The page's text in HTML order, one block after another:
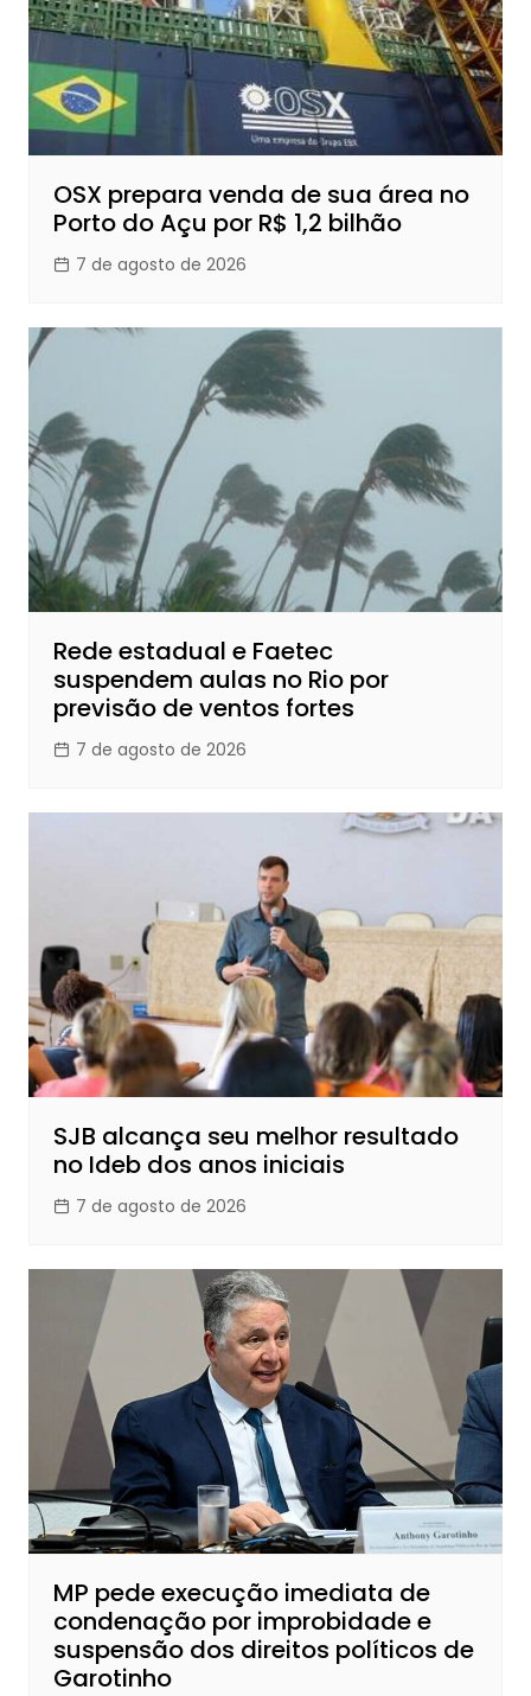
OSX prepara venda de sua área no
Porto do Açu por R$ 1,2 bilhão
7 de agosto de 2026
Rede estadual e Faetec
suspendem aulas no Rio por
previsão de ventos fortes
7 de agosto de 2026
SJB alcança seu melhor resultado
no Ideb dos anos iniciais
7 de agosto de 2026
MP pede execução imediata de
condenação por improbidade e
suspensão dos direitos políticos de
Garotinho